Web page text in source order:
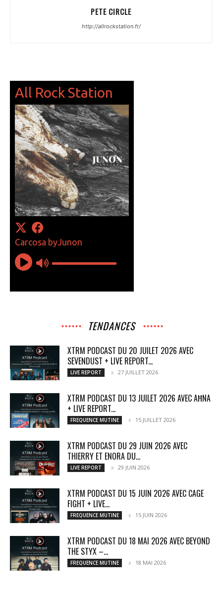
PETE CIRCLE
http://allrockstation.fr/
TENDANCES
XTRM PODCAST DU 20 JUILET 2026 AVEC
SEVENDUST + LIVE REPORT...
LIVE REPORT 27 JUILLET 2026
XTRM PODCAST DU 13 JUILET 2026 AVEC AĦNA
+ LIVE REPORT...
FREQUENCE MUTINE 15 JUILLET 2026
XTRM PODCAST DU 29 JUIN 2026 AVEC
THIERRY ET ENORA DU...
LIVE REPORT 29 JUIN 2026
XTRM PODCAST DU 15 JUIN 2026 AVEC CAGE
FIGHT + LIVE...
FREQUENCE MUTINE 15 JUIN 2026
XTRM PODCAST DU 18 MAI 2026 AVEC BEYOND
THE STYX –...
FREQUENCE MUTINE 18 MAI 2026